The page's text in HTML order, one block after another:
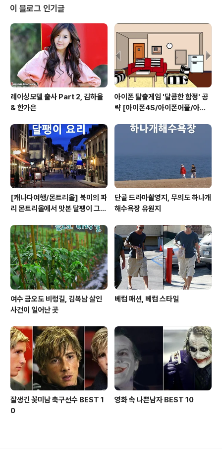
능합니다. 주의사항 - 본 프로그램을 통해 저작권이 있는
자료를 검색 및 다운로드하시면 절대 안됩니다. 본 프로그
램은 저작권법과 국제협약에 의해 보호를 받고 있으며 관
련 법규에서 허용하는 범위 이외에 본 소프트웨어 제품을
리버스 엔지니어링, 디컴파일 또는 디스어셈블 할 수 ..
이 블로그 인기글
레이싱모델 출사 Part 2, 김하율
& 한가은
아이폰 탈출게임 '달콤한 함정' 공
략 [아이폰4S/아이폰어플/아이
[캐나다여행/몬트리올] 북미의 파
리 몬트리올에서 맛본 달팽이 그라
단골 드라마촬영지, 무의도 하나개
해수욕장 유원지
여수 금오도 비렁길, 김복남 살인
사건이 일어난 곳
베컴 패션, 베컴 스타일
잘생긴 꽃미남 축구선수 BEST 1
0
영화 속 나쁜남자 BEST 10